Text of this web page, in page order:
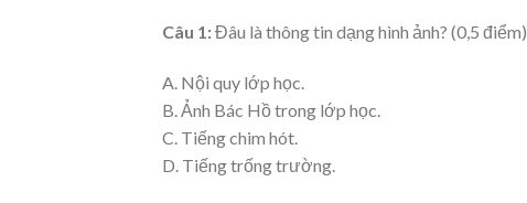
Câu 1:Đâu là thông tin dạng hình ảnh? (0,5 điểm)
A. Nội quy lớp học.
B. Ảnh Bác Hồ trong lớp học.
C. Tiếng chim hót.
D. Tiếng trống trường.